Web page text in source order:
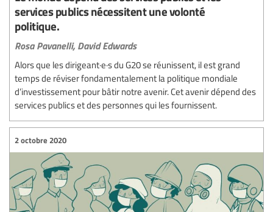
services publics nécessitent une volonté
politique.
Rosa Pavanelli, David Edwards
Alors que les dirigeant·e·s du G20 se réunissent, il est grand
temps de réviser fondamentalement la politique mondiale
d’investissement pour bâtir notre avenir. Cet avenir dépend des
services publics et des personnes qui les fournissent.
2 octobre 2020